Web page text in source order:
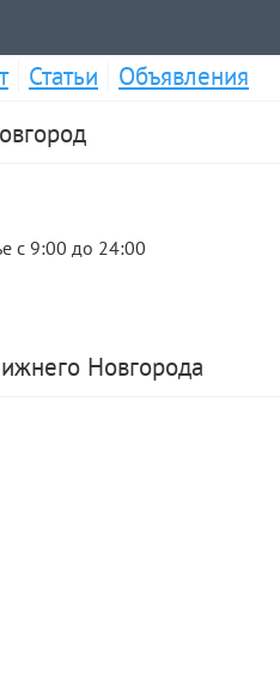
Статьи
Объявления
с 9:00 до 24:00
Новгорода